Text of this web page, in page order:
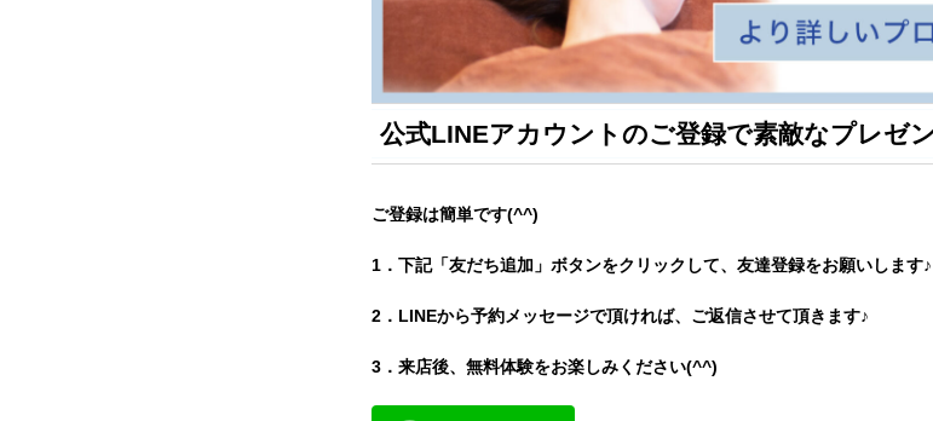
公式LINEアカウントのご登録で素敵なプレゼ
ご登録は簡単です(^^)
1．下記「友だち追加」ボタンをクリックして、友達登録をお願いします♪
2．LINEから予約メッセージで頂ければ、ご返信させて頂きます♪
3．来店後、無料体験をお楽しみください(^^)